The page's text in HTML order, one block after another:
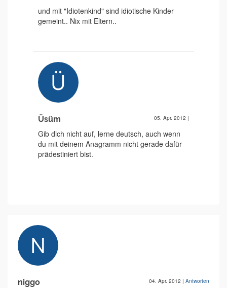
und mit "Idiotenkind" sind idiotische Kinder
gemeint.. Nix mit Eltern..
Üsüm 05. Apr. 2012 |
Gib dich nicht auf, lerne deutsch, auch wenn
du mit deinem Anagramm nicht gerade dafür
prädestiniert bist.
niggo 04. Apr. 2012 | Antworten